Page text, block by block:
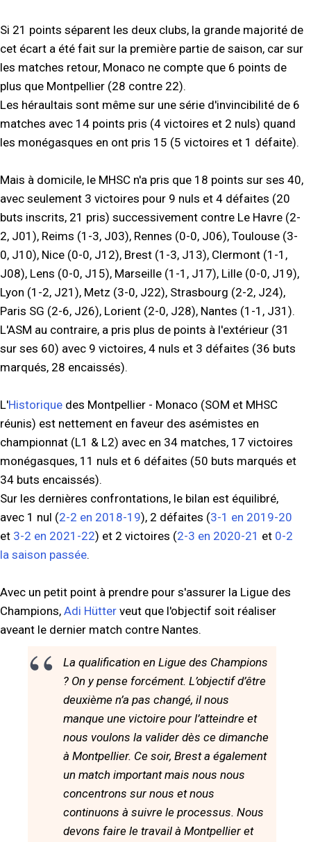
Si 21 points séparent les deux clubs, la grande majorité de
cet écart a été fait sur la première partie de saison, car sur
les matches retour, Monaco ne compte que 6 points de
plus que Montpellier (28 contre 22).
Les héraultais sont même sur une série d'invincibilité de 6
matches avec 14 points pris (4 victoires et 2 nuls) quand
les monégasques en ont pris 15 (5 victoires et 1 défaite).
Mais à domicile, le MHSC n'a pris que 18 points sur ses 40,
avec seulement 3 victoires pour 9 nuls et 4 défaites (20
buts inscrits, 21 pris) successivement contre Le Havre (2-
2, J01), Reims (1-3, J03), Rennes (0-0, J06), Toulouse (3-
0, J10), Nice (0-0, J12), Brest (1-3, J13), Clermont (1-1,
J08), Lens (0-0, J15), Marseille (1-1, J17), Lille (0-0, J19),
Lyon (1-2, J21), Metz (3-0, J22), Strasbourg (2-2, J24),
Paris SG (2-6, J26), Lorient (2-0, J28), Nantes (1-1, J31).
L'ASM au contraire, a pris plus de points à l'extérieur (31
sur ses 60) avec 9 victoires, 4 nuls et 3 défaites (36 buts
marqués, 28 encaissés).
L'Historique des Montpellier - Monaco (SOM et MHSC
réunis) est nettement en faveur des asémistes en
championnat (L1 & L2) avec en 34 matches, 17 victoires
monégasques, 11 nuls et 6 défaites (50 buts marqués et
34 buts encaissés).
Sur les dernières confrontations, le bilan est équilibré,
avec 1 nul (2-2 en 2018-19), 2 défaites (3-1 en 2019-20
et 3-2 en 2021-22) et 2 victoires (2-3 en 2020-21 et 0-2
la saison passée.
Avec un petit point à prendre pour s'assurer la Ligue des
Champions, Adi Hütter veut que l'objectif soit réaliser
aveant le dernier match contre Nantes.
La qualification en Ligue des Champions
? On y pense forcément. L’objectif d’être
deuxième n’a pas changé, il nous
manque une victoire pour l’atteindre et
nous voulons la valider dès ce dimanche
à Montpellier. Ce soir, Brest a également
un match important mais nous nous
concentrons sur nous et nous
continuons à suivre le processus. Nous
devons faire le travail à Montpellier et